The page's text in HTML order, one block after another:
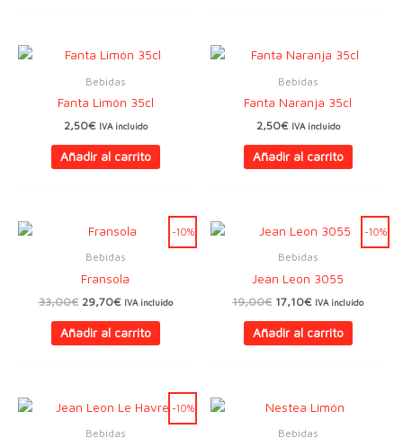
Bebidas
Fanta Limón 35cl
2,50€ IVA incluido
Añadir al carrito
Bebidas
Fanta Naranja 35cl
2,50€ IVA incluido
Añadir al carrito
-10%
Bebidas
Fransola
33,00€ El
original
era:
29,70€El
actual
es:
IVA incluido
Añadir al carrito
-10%
Bebidas
Jean Leon 3055
19,00€ El
original
era:
17,10€El
actual
es:
IVA incluido
Añadir al carrito
-10%
Bebidas Bebidas